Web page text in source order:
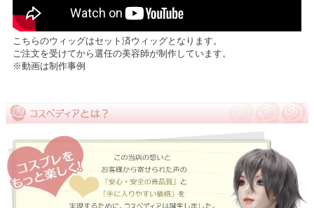
こちらのウィッグはセット済ウィッグとなります。
ご注文を受けてから選任の美容師が制作しています。
※動画は制作事例